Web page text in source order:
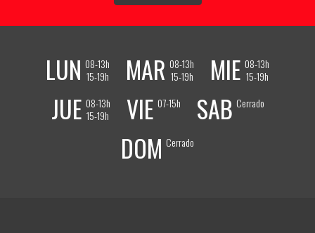
LUN 08-13h
15-19h
MAR 08-13h
15-19h
MIE 08-13h
15-19h
JUE 08-13h
15-19h
VIE 07-15h SAB Cerrado
DOM Cerrado